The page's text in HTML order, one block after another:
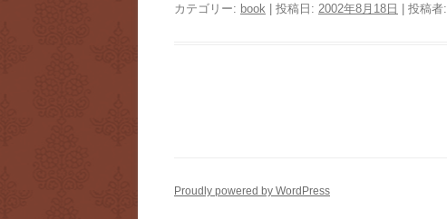
カテゴリー: book | 投稿日: 2002年8月18日 投稿者:
ビ
Proudly powered by WordPress